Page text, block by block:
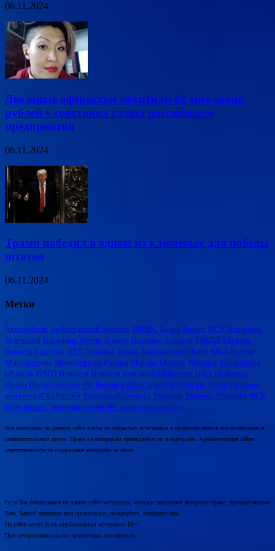
06.11.2024
Две юные аферистки похитили 62 миллиона
рублей у советника главы российского
предприятия
06.11.2024
Трамп победил в одном из ключевых для победы
штатов
06.11.2024
Метки
Автомобили Арбитражный процесс БРИКС Банки Бизнес ВСУ Владимир
Зеленский Владимир Путин В мире Военные новости ГИБДД Горячая
новость Госдума ДТП Дональд Трамп Законопроект Киев МВД России
Минобороны Минобороны России Москва Москве Москвы Московская
Область НАТО Новости Новости компаний Общество ПДД Политика
Право Происшествия РФ Россия США Санкт-Петербурге Следственного
комитета (СК) России Уголовный процесс Украина Украине Украины ФСБ
Шоу-бизнес Экономколлегия ВС вооруженных сил
Все материалы на данном сайте взяты из открытых источников и предоставляются исключительно в
ознакомительных целях. Права на материалы принадлежат их владельцам. Администрация сайта
ответственности за содержание материала не несет.
Если Вы обнаружили на нашем сайте материалы, которые нарушают авторские права, принадлежащие
Вам, Вашей компании или организации, пожалуйста, сообщите нам.
На сайте могут быть опубликованы материалы 18+!
При цитировании ссылка на источник обязательна.